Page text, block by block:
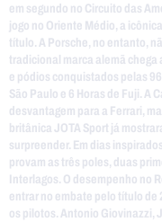
em segundo no Circuito das
jogo no Oriente Médio, a
título. A Porsche, no entanto,
tradicional marca alemã
e pódios conquistados pelas
São Paulo e 6 Horas de Fuji. A
desvantagem para a Ferrari,
britânica JOTA Sport já
surpreender. Em dias
provam as três poles, duas
Interlagos. O desempenho no
entrar no embate pelo título de
os pilotos. Antonio Giovinazzi,